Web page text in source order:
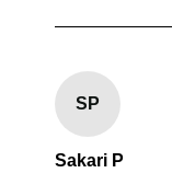
SP
Sakari P